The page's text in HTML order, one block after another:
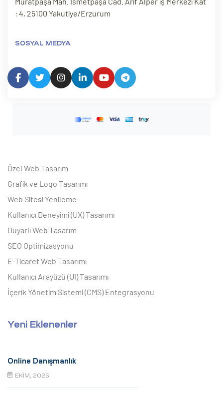
: 4, 25100 Yakutiye/Erzurum
SOSYAL MEDYA
Özel Web Tasarım
Grafik ve Logo Tasarımı
Web Sitesi Yenileme
Kullanıcı Deneyimi (UX) Tasarımı
Duyarlı Web Tasarım
SEO Optimizasyonu
E-Ticaret Web Tasarımı
Kullanıcı Arayüzü (UI) Tasarımı
İçerik Yönetim Sistemi (CMS) Entegrasyonu
Yeni Eklenenler
Online Danışmanlık
EKIM, 2025